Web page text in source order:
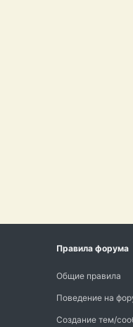
Правила форума
Общие правила
Поведение на
Создание тем/